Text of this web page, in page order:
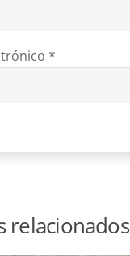
*
relacionados